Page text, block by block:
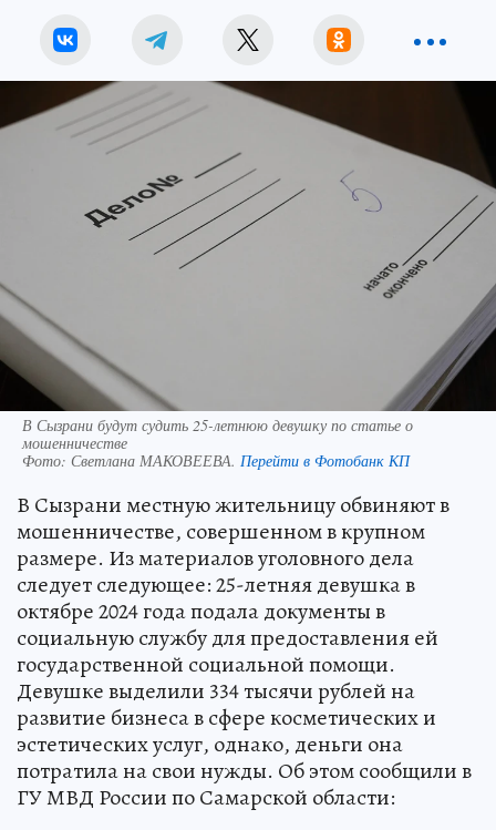
В Сызрани будут судить 25-летнюю девушку по статье о
мошенничестве
Фото: Светлана МАКОВЕЕВА. Перейти в Фотобанк КП
В Сызрани местную жительницу обвиняют в
мошенничестве, совершенном в крупном
размере. Из материалов уголовного дела
следует следующее: 25-летняя девушка в
октябре 2024 года подала документы в
социальную службу для предоставления ей
государственной социальной помощи.
Девушке выделили 334 тысячи рублей на
развитие бизнеса в сфере косметических и
эстетических услуг, однако, деньги она
потратила на свои нужды. Об этом сообщили в
ГУ МВД России по Самарской области: